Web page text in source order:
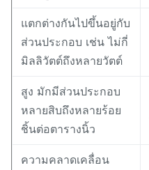
แตกต่างกันไปขึ้นอยู่กับ
ส่วนประกอบ เช่น ไม่กี่
มิลลิวัตต์ถึงหลายวัตต์
สูง มักมีส่วนประกอบ
หลายสิบถึงหลายร้อย
ชิ้นต่อตารางนิ้ว
ความคลาดเคลื่อน